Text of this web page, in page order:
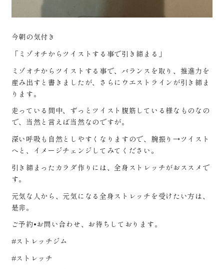
今朝の気付き
「ミゾオチからツイストする事で引き締まる」
ミゾオチからツイストする事で、バランスを取り、推進力を
産み出すと書きましたが、さらにウエストラインが引き締ま
ります。
走っている間中、ずっとツイスト腹筋している様なものなの
で、当然と言えば当然なのですが。
深い呼吸も自然としやすくなりますので、腕振り→ツイスト
へと、イメージチェンジしてみてください。
引き締まったカラダ作りには、全身ストレッチがおススメで
す。
元気な人から、元気になる全身ストレッチを受けたい方は、
是非。
ご予約•お問い合わせ、お待ちしております。
#ストレッチジム
#ストレッチ